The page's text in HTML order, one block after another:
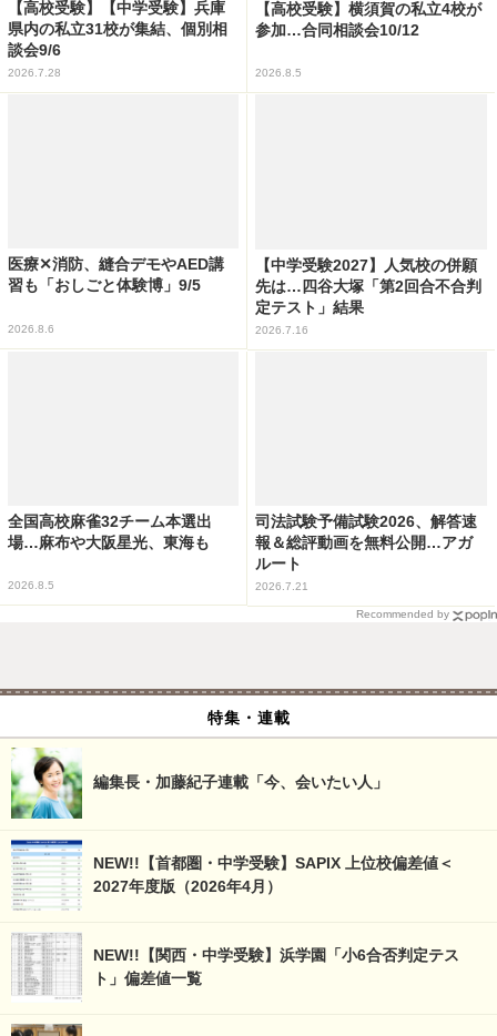
【高校受験】【中学受験】兵庫
県内の私立31校が集結、個別相
談会9/6
2026.7.28
【高校受験】横須賀の私立4校が
参加…合同相談会10/12
2026.8.5
医療✕消防、縫合デモやAED講
習も「おしごと体験博」9/5
2026.8.6
【中学受験2027】人気校の併願
先は…四谷大塚「第2回合不合判
定テスト」結果
2026.7.16
全国高校麻雀32チーム本選出
場…麻布や大阪星光、東海も
2026.8.5
司法試験予備試験2026、解答速
報＆総評動画を無料公開…アガ
ルート
2026.7.21
Recommended by
特集・連載
編集長・加藤紀子連載「今、会いたい人」
NEW!!【首都圏・中学受験】SAPIX 上位校偏差値＜
2027年度版（2026年4月）
NEW!!【関西・中学受験】浜学園「小6合否判定テス
ト」偏差値一覧